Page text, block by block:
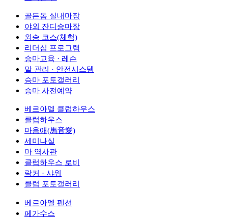
골든돔 실내마장
야외 잔디승마장
외승 코스(체험)
리더십 프로그램
승마교육 · 레슨
말 관리 · 안전시스템
승마 포토갤러리
승마 사전예약
베르아델 클럽하우스
클럽하우스
마음애(馬音愛)
세미나실
마 역사관
클럽하우스 로비
락커 · 샤워
클럽 포토갤러리
베르아델 펜션
페가수스